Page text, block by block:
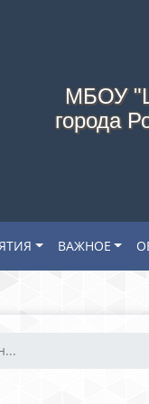
МБОУ
города
ВАЖНОЕ